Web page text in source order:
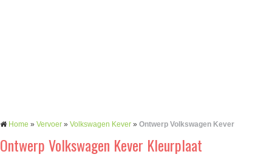
Home » Vervoer » Volkswagen Kever » Ontwerp Volkswagen Kever
Ontwerp Volkswagen Kever Kleurplaat